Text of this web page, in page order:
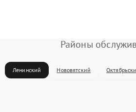
Районы
Ленинский Нововятский